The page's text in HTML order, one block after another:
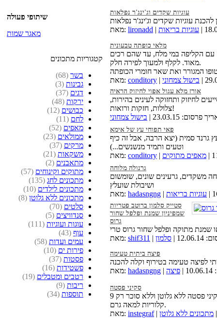
שיתופי פעולה
מאגר שמות
קטגוריות מתכונים
בשר (68)
גבינות (3)
דגים (37)
ירקות (48)
כבושים (12)
לחם (11)
מאפים (52)
ממולאים (23)
מרקים (37)
משקאות (21)
מתאבנים (2)
מתוקים וקינוחים (57)
מתכונים לחג (135)
מתכונים לילדים (10)
מתכונים ללא גלוטן (8)
סלטים (70)
סנדוויצים (5)
עוגות ועוגיות (111)
עוף (43)
עמים ועדות (58)
פירות ים (10)
פסטות (37)
פשטידות (16)
רטבים ומטבלים (19)
ריבות (9)
תוספות (34)
עוגיות שקדים וג'ינג'ר נפלאות
מאת: lironadd עוגיות בריאות
מלאי כופתה טבעונית
הקליפה במי מלח, עד שהם רכים
מאוד. לקלף ולמעוך לפירה חלק.
מאת: conditory בישול צמחוני
אורז מלא עגול אפוי לחיזוק הראיה
לחיזוק ותחזוקה לעינים בהירות,
צלולות, חזקות ורואות!
פרסום: 23.03.15 |
בישול צמחוני
פאי תפוחי עץ של אימא
גרנד סמית (יצא הרבה, אבל זה כיף
וטעים ותמיד מנשנשים...)
מאת: conditory מאפים מתוקים
גרנולה מלוחה
משקדים, גרעינים שונים, שומשום
ושיבולת שועלץ
מאת: hadasngng עוגיות בריאות
סטייק סלמון ברוטב פטריות
שמפיניון שמנת ופלפל שחור
גרוס
מאת: shif311 | סלמון
פיצה ביתית טעימה
מאת: hadasngng | פיצה
סקיני פסטה
איטריות קונג'אק בתוספת טפיוקה, סקיני פסטה ללא גלוטן וללא סוכר רק 9
קלוריות למאה גרם.
מאת: instegraf מתכונים ללא גלוטן